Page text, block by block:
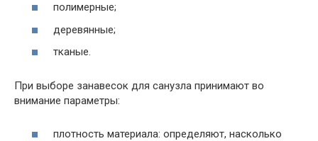
полимерные;
деревянные;
тканые.
При выборе занавесок для санузла принимают во
внимание параметры:
плотность материала: определяют, насколько